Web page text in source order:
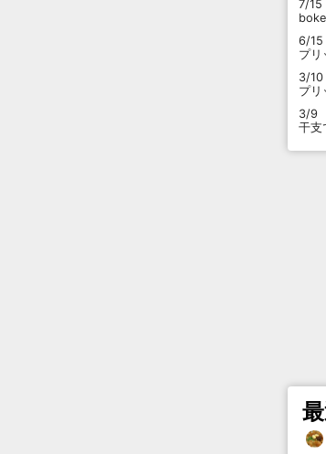
7/15
6/15
プリ
3/10
プリ
3/9
干支